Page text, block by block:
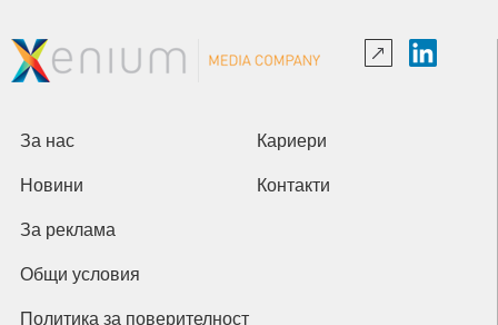
За нас Кариери
Новини Контакти
За реклама
Общи условия
Политика за поверителност